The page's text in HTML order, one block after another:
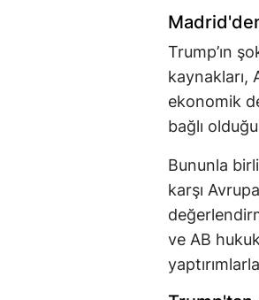
Trump’ın
kaynakları,
ekonomik
bağlı
Bununla
karşı
ve AB